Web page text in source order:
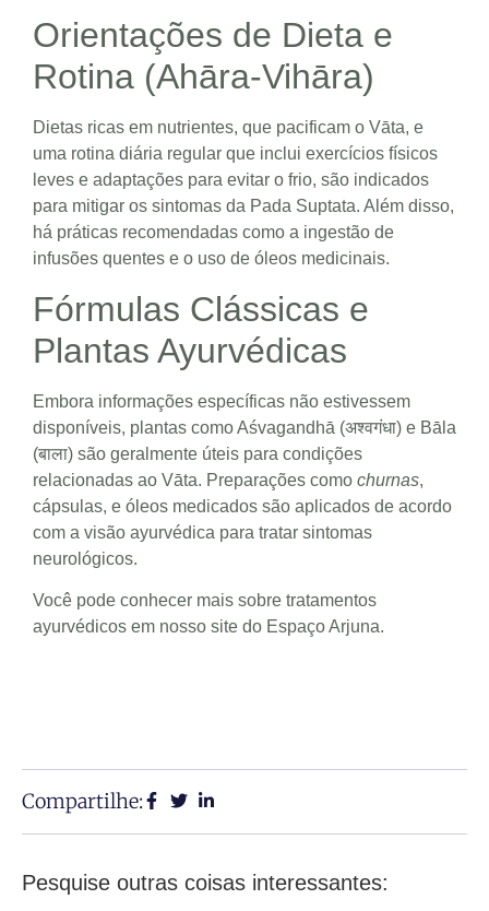
Orientações de Dieta e
Rotina (Ahāra-Vihāra)
Dietas ricas em nutrientes, que pacificam o Vāta, e
uma rotina diária regular que inclui exercícios físicos
leves e adaptações para evitar o frio, são indicados
para mitigar os sintomas da Pada Suptata. Além disso,
há práticas recomendadas como a ingestão de
infusões quentes e o uso de óleos medicinais.
Fórmulas Clássicas e
Plantas Ayurvédicas
Embora informações específicas não estivessem
disponíveis, plantas como Aśvagandhā (अश्वगंधा) e Bāla
(बाला) são geralmente úteis para condições
relacionadas ao Vāta. Preparações como churnas,
cápsulas, e óleos medicados são aplicados de acordo
com a visão ayurvédica para tratar sintomas
neurológicos.
Você pode conhecer mais sobre tratamentos
ayurvédicos em nosso site do Espaço Arjuna.
Compartilhe:
Pesquise outras coisas interessantes: